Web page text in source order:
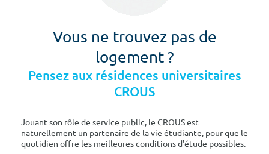
Vous ne trouvez pas de
logement ?
Pensez aux résidences universitaires
CROUS
Jouant son rôle de service public, le CROUS est
naturellement un partenaire de la vie étudiante, pour que le
quotidien offre les meilleures conditions d'étude possibles.